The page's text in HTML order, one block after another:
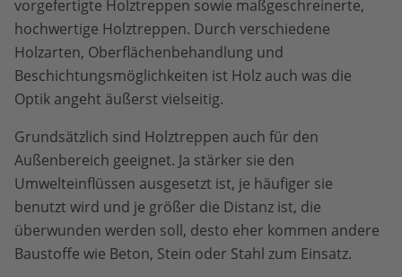
vorgefertigte Holztreppen sowie maßgeschreinerte,
hochwertige Holztreppen. Durch verschiedene
Holzarten, Oberflächenbehandlung und
Beschichtungsmöglichkeiten ist Holz auch was die
Optik angeht äußerst vielseitig.
Grundsätzlich sind Holztreppen auch für den
Außenbereich geeignet. Ja stärker sie den
Umwelteinflüssen ausgesetzt ist, je häufiger sie
benutzt wird und je größer die Distanz ist, die
überwunden werden soll, desto eher kommen andere
Baustoffe wie Beton, Stein oder Stahl zum Einsatz.